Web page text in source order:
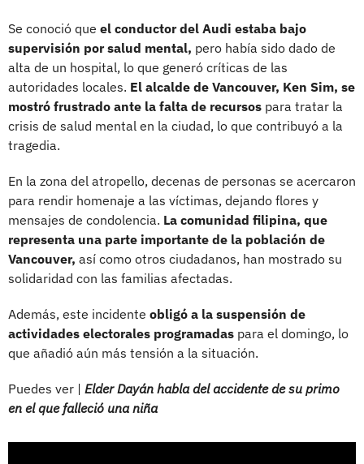
Se conoció que el conductor del Audi estaba bajo
supervisión por salud mental, pero había sido dado de
alta de un hospital, lo que generó críticas de las
autoridades locales. El alcalde de Vancouver, Ken Sim, se
mostró frustrado ante la falta de recursos para tratar la
crisis de salud mental en la ciudad, lo que contribuyó a la
tragedia.
En la zona del atropello, decenas de personas se acercaron
para rendir homenaje a las víctimas, dejando flores y
mensajes de condolencia. La comunidad filipina, que
representa una parte importante de la población de
Vancouver, así como otros ciudadanos, han mostrado su
solidaridad con las familias afectadas.
Además, este incidente obligó a la suspensión de
actividades electorales programadas para el domingo, lo
que añadió aún más tensión a la situación.
Puedes ver | Elder Dayán habla del accidente de su primo
en el que falleció una niña